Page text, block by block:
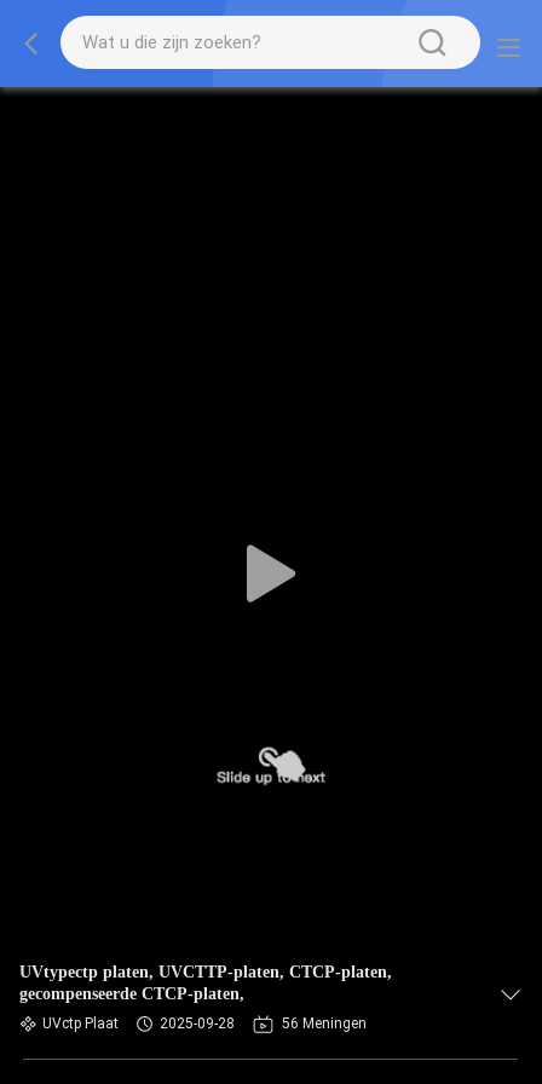
UVtypectp platen, UVCTTP-platen, CTCP-platen,
gecompenseerde CTCP-platen,
UVctp Plaat 2025-09-28 56 Meningen